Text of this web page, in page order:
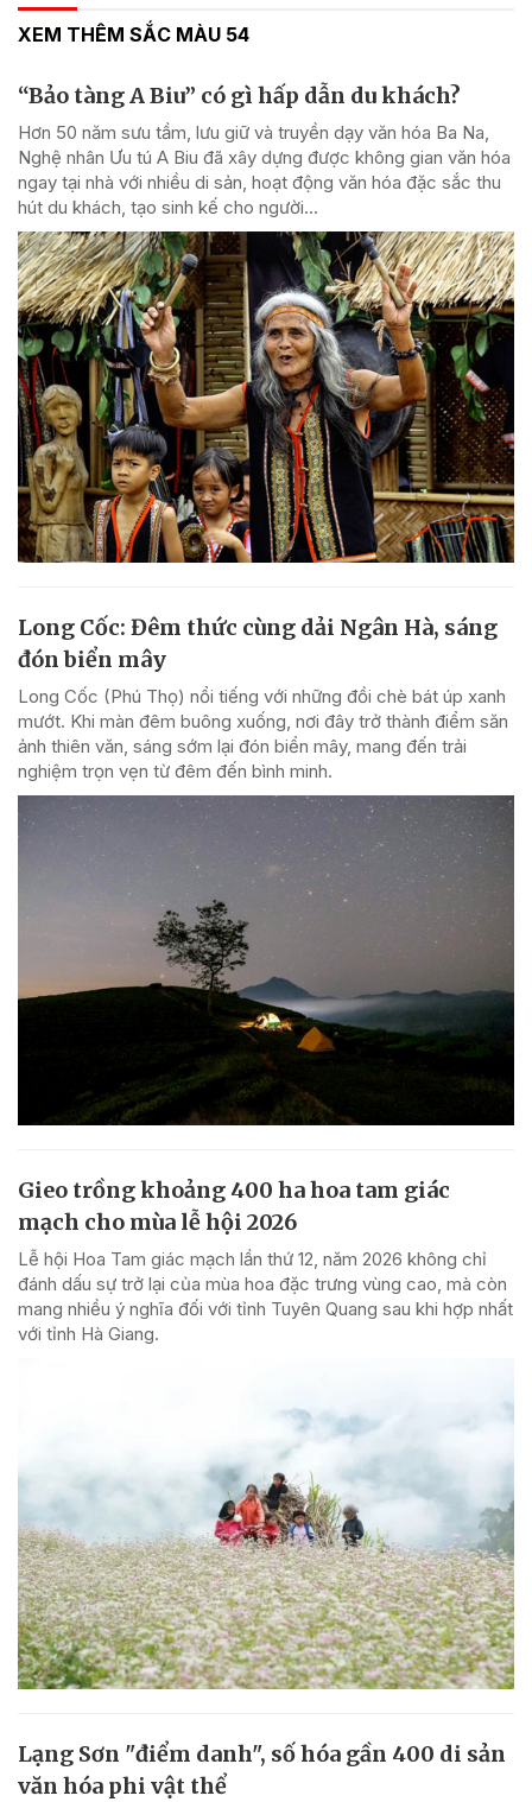
XEM THÊM SẮC MÀU 54
“Bảo tàng A Biu” có gì hấp dẫn du khách?
Hơn 50 năm sưu tầm, lưu giữ và truyền dạy văn hóa Ba Na,
Nghệ nhân Ưu tú A Biu đã xây dựng được không gian văn hóa
ngay tại nhà với nhiều di sản, hoạt động văn hóa đặc sắc thu
hút du khách, tạo sinh kế cho người...
Long Cốc: Đêm thức cùng dải Ngân Hà, sáng
đón biển mây
Long Cốc (Phú Thọ) nổi tiếng với những đồi chè bát úp xanh
mướt. Khi màn đêm buông xuống, nơi đây trở thành điểm săn
ảnh thiên văn, sáng sớm lại đón biển mây, mang đến trải
nghiệm trọn vẹn từ đêm đến bình minh.
Gieo trồng khoảng 400 ha hoa tam giác
mạch cho mùa lễ hội 2026
Lễ hội Hoa Tam giác mạch lần thứ 12, năm 2026 không chỉ
đánh dấu sự trở lại của mùa hoa đặc trưng vùng cao, mà còn
mang nhiều ý nghĩa đối với tỉnh Tuyên Quang sau khi hợp nhất
với tỉnh Hà Giang.
Lạng Sơn "điểm danh", số hóa gần 400 di sản
văn hóa phi vật thể